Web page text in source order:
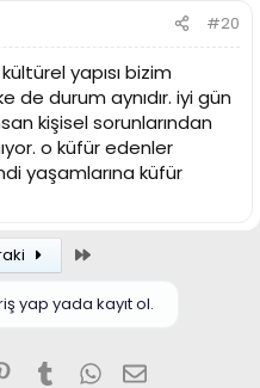
#20
yapısı bizim
de durum aynıdır. iyi gün
kişisel sorunlarından
o küfür edenler
yaşamlarına küfür
yap yada kayıt ol.
Pinterest
TumblrWhatsApp
E-posta